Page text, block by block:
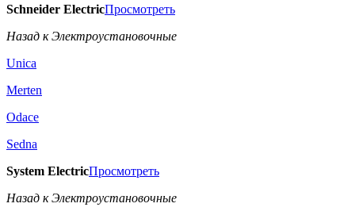
Schneider ElectricПросмотреть
Назад к Электроустановочные
Unica
Merten
Odace
Sedna
System ElectricПросмотреть
Назад к Электроустановочные